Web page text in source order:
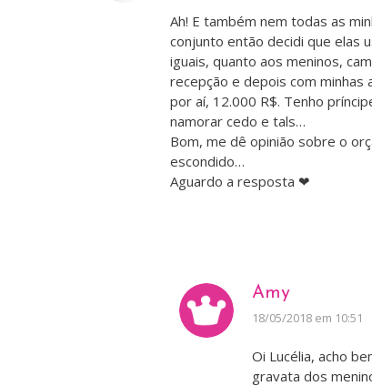
Ah! E também nem todas as
conjunto então decidi que elas
iguais, quanto aos meninos,
recepção e depois com
por aí, 12.000 R$. Tenho
namorar cedo e tals…
Bom, me dê opinião sobre o
escondido…
Aguardo a resposta ❤
Amy
disse:
18/05/2018 em 10:51
Oi Lucélia, acho
gravata dos